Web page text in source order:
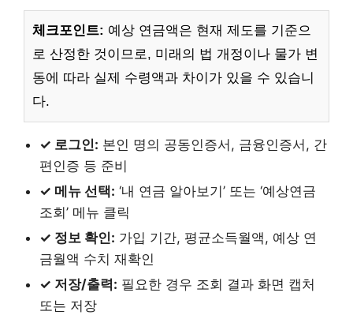
체크포인트: 예상 연금액은 현재 제도를 기준으
로 산정한 것이므로, 미래의 법 개정이나 물가 변
동에 따라 실제 수령액과 차이가 있을 수 있습니
다.
✓ 로그인: 본인 명의 공동인증서, 금융인증서, 간
편인증 등 준비
✓ 메뉴 선택: ‘내 연금 알아보기’ 또는 ‘예상연금
조회’ 메뉴 클릭
✓ 정보 확인: 가입 기간, 평균소득월액, 예상 연
금월액 수치 재확인
✓ 저장/출력: 필요한 경우 조회 결과 화면 캡처
또는 저장